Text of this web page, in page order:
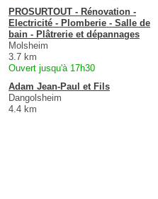
PROSURTOUT - Rénovation -
Electricité - Plomberie - Salle de
bain - Plâtrerie et dépannages
Molsheim
3.7 km
Ouvert jusqu'à 17h30
Adam Jean-Paul et Fils
Dangolsheim
4.4 km